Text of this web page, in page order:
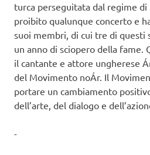
turca perseguitata dal regime di
proibito qualunque concerto e
suoi membri, di cui tre di questi
un anno di sciopero della fame.
il cantante e attore ungherese
del Movimento noÁr. Il
portare un cambiamento
dell’arte, del dialogo e
-